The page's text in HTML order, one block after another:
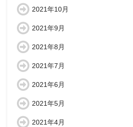
2021年10月
2021年9月
2021年8月
2021年7月
2021年6月
2021年5月
2021年4月